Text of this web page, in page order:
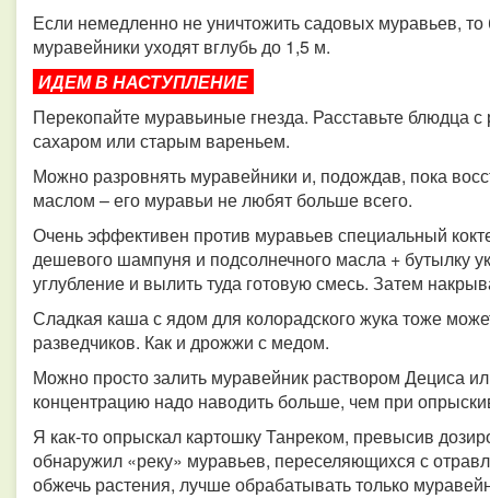
Если немедленно не уничтожить садовых муравьев,
муравейники уходят вглубь до 1,5 м.
ИДЕМ В НАСТУПЛЕНИЕ
Перекопайте муравьиные гнезда. Расставьте блюдца
сахаром или старым вареньем.
Можно разровнять муравейники и, подождав, пока
маслом – его муравьи не любят больше всего.
Очень эффективен против муравьев специальный
дешевого шампуня и подсолнечного масла + бутылку
углубление и вылить туда готовую смесь. Затем
Сладкая каша с ядом для колорадского жука тоже
разведчиков. Как и дрожжи с медом.
Можно просто залить муравейник раствором Дециса
концентрацию надо наводить больше, чем при
Я как-то опрыскал картошку Танреком, превысив
обнаружил «реку» муравьев, переселяющихся с
обжечь растения, лучше обрабатывать только